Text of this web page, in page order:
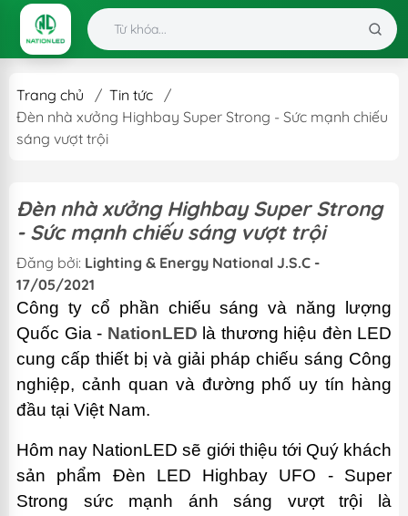
Trang chủ / Tin tức
/
Đèn nhà xưởng Highbay Super Strong - Sức mạnh chiếu
sáng vượt trội
Đèn nhà xưởng Highbay Super Strong
- Sức mạnh chiếu sáng vượt trội
Đăng bởi: Lighting & Energy National J.S.C -
17/05/2021
Công ty cổ phần chiếu sáng và năng lượng
Quốc Gia - NationLED là thương hiệu đèn LED
cung cấp thiết bị và giải pháp chiếu sáng Công
nghiệp, cảnh quan và đường phố uy tín hàng
đầu tại Việt Nam.
Hôm nay NationLED sẽ giới thiệu tới Quý khách
sản phẩm Đèn LED Highbay UFO - Super
Strong sức mạnh ánh sáng vượt trội là